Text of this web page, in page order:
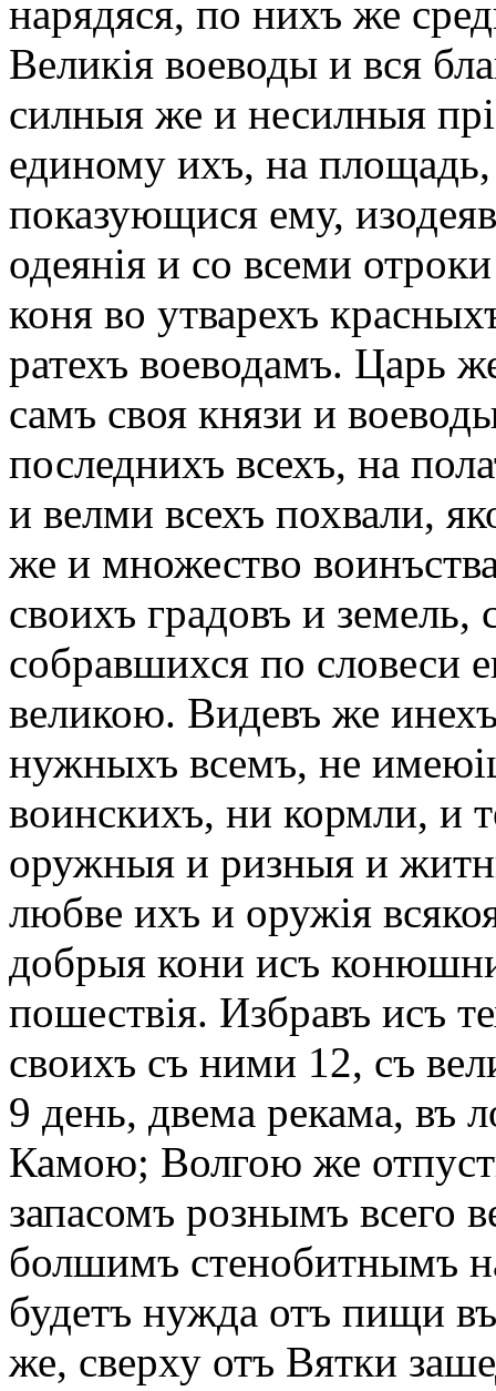
нарядяся, по нихъ же
Великія воеводы и вся
силныя же и несилныя
единому ихъ, на
показующися ему,
одеянія и со всеми
коня во утварехъ
ратехъ воеводамъ. Царь
самъ своя князи и
последнихъ всехъ, на
и велми всехъ похвали,
же и множество
своихъ градовъ и земель,
собравшихся по словеси
великою. Видевъ же
нужныхъ всемъ, не
воинскихъ, ни кормли, и
оружныя и ризныя и
любве ихъ и оружія
добрыя кони исъ
пошествія. Избравъ исъ
своихъ съ ними 12, съ
9 день, двема рекама, въ
Камою; Волгою же
запасомъ рознымъ всего
болшимъ стенобитнымъ
будетъ нужда отъ пищи
же, сверху отъ Вятки